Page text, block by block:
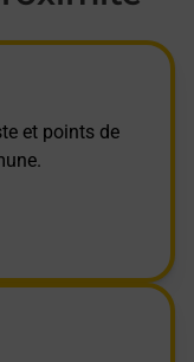
et points de